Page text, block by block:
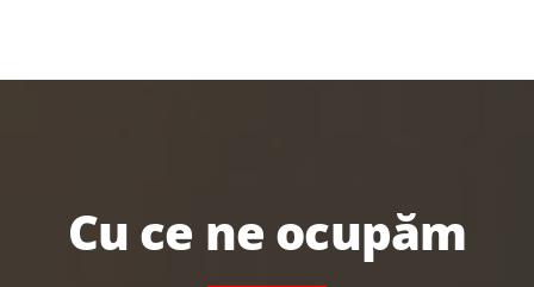
Cu ce ne ocupăm